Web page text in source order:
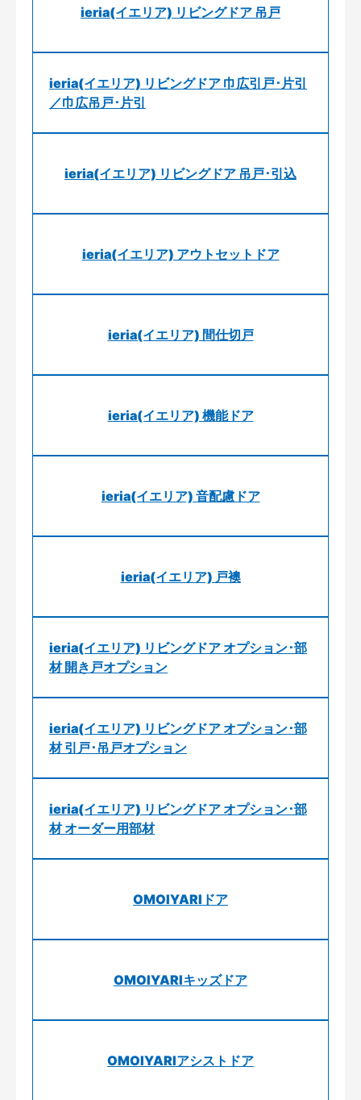
ieria(イエリア) リビングドア 吊戸
ieria(イエリア) リビングドア 巾広引戸･片引
／巾広吊戸･片引
ieria(イエリア) リビングドア 吊戸･引込
ieria(イエリア) アウトセットドア
ieria(イエリア) 間仕切戸
ieria(イエリア) 機能ドア
ieria(イエリア) 音配慮ドア
ieria(イエリア) 戸襖
ieria(イエリア) リビングドア オプション･部
材 開き戸オプション
ieria(イエリア) リビングドア オプション･部
材 引戸･吊戸オプション
ieria(イエリア) リビングドア オプション･部
材 オーダー用部材
OMOIYARIドア
OMOIYARIキッズドア
OMOIYARIアシストドア